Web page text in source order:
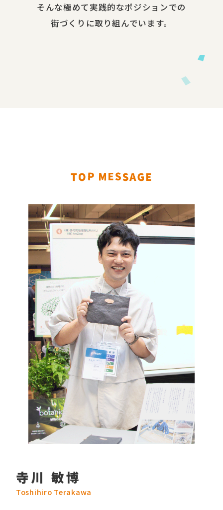
​そんな​極めて​実践的な​ポジションでの​
街づくりに​取り組んでいます。​
寺川 敏博
Toshihiro Terakawa